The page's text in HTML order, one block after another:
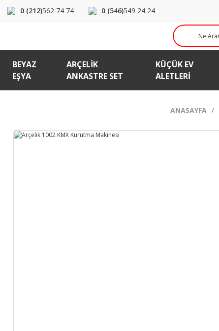
0 (212)562 74 74 0 (546)549 24 24
BEYAZ
EŞYA
ARÇELIK
ANKASTRE SET
KÜÇÜK EV
ALETLERI
ANASAYFA